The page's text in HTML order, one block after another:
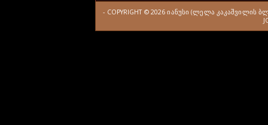
- COPYRIGHT © 2026ᲘᲐᲜᲣᲡᲘ (ᲚᲔᲚᲐ ᲙᲐᲙᲐᲨᲕᲘᲚᲘᲡ